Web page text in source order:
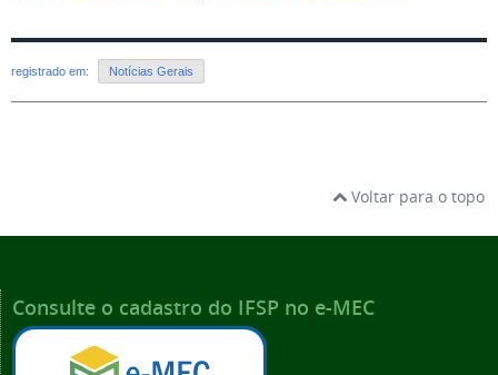
registrado em: Notícias Gerais
Voltar para o topo
Consulte o cadastro do IFSP no e-MEC